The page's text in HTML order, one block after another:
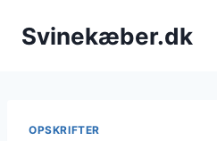
Svinekæber.dk
OPSKRIFTER